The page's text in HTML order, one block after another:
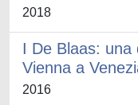
2018
I De Blaas: una
Vienna a
2016